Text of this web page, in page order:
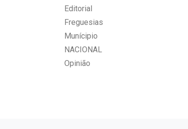
Editorial
Freguesias
Munícipio
NACIONAL
Opinião